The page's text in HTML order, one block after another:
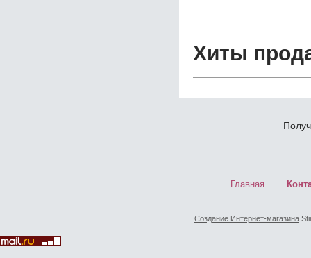
Хиты
Главная
Создание Интернет-магазина